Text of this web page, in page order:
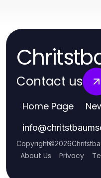
Contact us
Home Page
info@
Copyright©2026
About Us Privacy